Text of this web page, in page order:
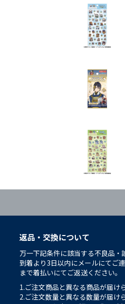
返品・交換について
万一下記条件に該当する不良品
到着より3日以内にメールにてご
まで着払いにてご返送ください。
1.ご注文商品と異なる商品が届け
2.ご注文数量と異なる数量が届け